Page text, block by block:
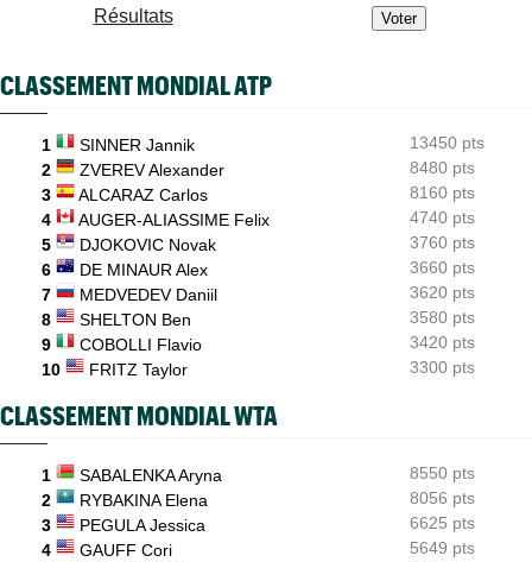
ATP - Toronto
Ben Shelton efface enfin une anomalie étonnante en Masters
ATP / WTA
11:48
Istanbul (CH)
Deux Français peuvent se retrouver en finale en Turquie
11:33
WTA - Toronto
Sabalenka, Swiatek, Pegula ce samedi : horaires et diffusion
TV
Résultats
CLASSEMENT MONDIAL ATP
1 SINNER Jannik
13450 pts
2
ZVEREV Alexander
8480 pts
3
ALCARAZ Carlos
8160 pts
4
AUGER-ALIASSIME Felix
4740 pts
5
DJOKOVIC Novak
3760 pts
6
DE MINAUR Alex
3660 pts
7
MEDVEDEV Daniil
3620 pts
8
SHELTON Ben
3580 pts
9
COBOLLI Flavio
3420 pts
10
FRITZ Taylor 3300 pts
CLASSEMENT MONDIAL WTA
1 SABALENKA Aryna
8550 pts
2
RYBAKINA Elena
8056 pts
3
PEGULA Jessica
6625 pts
4
GAUFF Cori
5649 pts